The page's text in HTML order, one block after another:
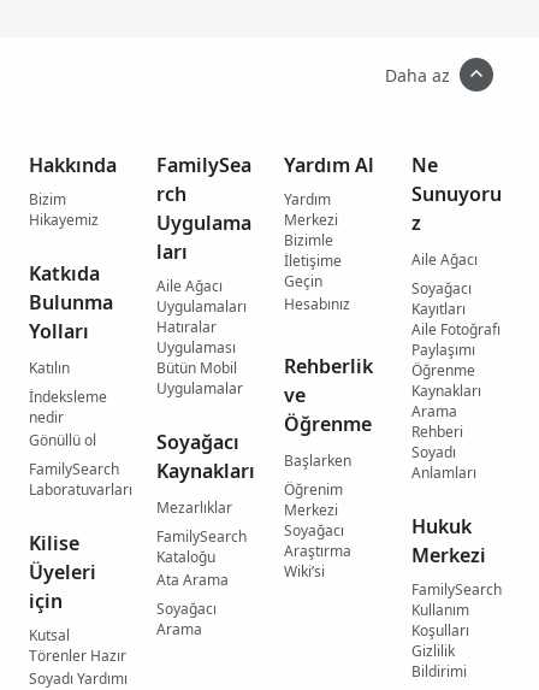
Daha az
Hakkında
Bizim
Hikayemiz
Katkıda
Bulunma
Yolları
Katılın
İndeksleme
nedir
Gönüllü ol
FamilySearch
Laboratuvarları
Kilise
Üyeleri
için
Kutsal
Törenler Hazır
Soyadı Yardımı
FamilySea
rch
Uygulama
ları
Aile Ağacı
Uygulamaları
Hatıralar
Uygulaması
Bütün Mobil
Uygulamalar
Soyağacı
Kaynakları
Mezarlıklar
FamilySearch
Kataloğu
Ata Arama
Soyağacı
Arama
Yardım Al
Yardım
Merkezi
Bizimle
İletişime
Geçin
Hesabınız
Rehberlik
ve
Öğrenme
Başlarken
Öğrenim
Merkezi
Soyağacı
Araştırma
Wiki’si
Ne
Sunuyoru
z
Aile Ağacı
Soyağacı
Kayıtları
Aile Fotoğrafı
Paylaşımı
Öğrenme
Kaynakları
Arama
Rehberi
Soyadı
Anlamları
Hukuk
Merkezi
FamilySearch
Kullanım
Koşulları
Gizlilik
Bildirimi